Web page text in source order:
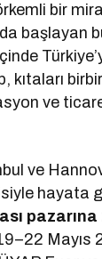
bir
başlayan
kıtaları
ve
ve
hayata
pazarına
Mayıs